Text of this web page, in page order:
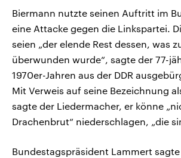
Biermann nutzte seinen Auftritt im
eine Attacke gegen die Linkspartei.
seien „der elende Rest dessen, was
überwunden wurde“, sagte der 77-
1970er-Jahren aus der DDR
Mit Verweis auf seine Bezeichnung
sagte der Liedermacher, er könne
Drachenbrut“ niederschlagen, „die
Bundestagspräsident Lammert